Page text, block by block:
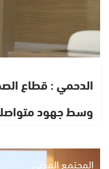
الدحمي : قطاع
وسط جهود
المجتمع المدني